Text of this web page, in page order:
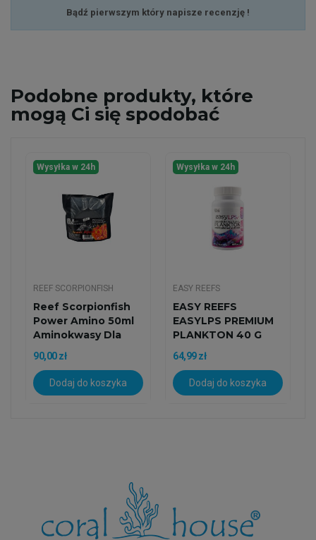
Bądź pierwszym który napisze recenzję !
Podobne produkty, które
mogą Ci się spodobać
Wysyłka w 24h
REEF SCORPIONFISH
Reef Scorpionfish
Power Amino 50ml
Aminokwasy Dla
Koralowców
90,00 zł
Dodaj do koszyka
Wysyłka w 24h
EASY REEFS
EASY REEFS
EASYLPS PREMIUM
PLANKTON 40 G
64,99 zł
Dodaj do koszyka